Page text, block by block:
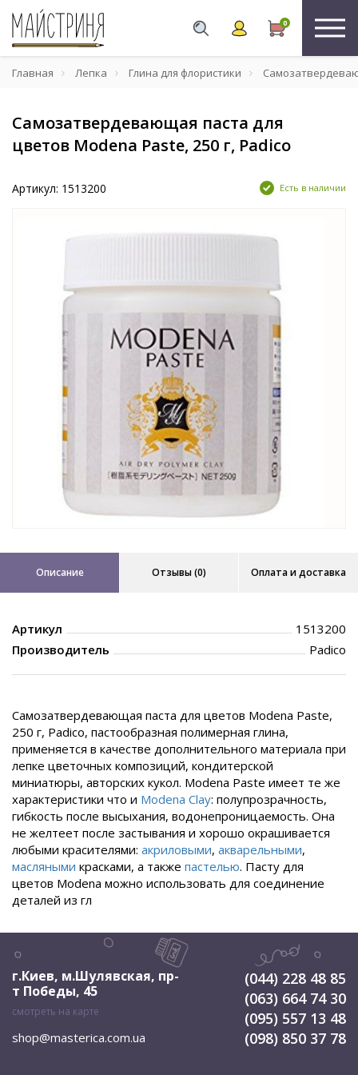
0
Главная Лепка Глина для флористики
Самозатвердевающая паста для
цветов Modena Paste, 250 г, Padico
Артикул: 1513200 Есть в наличии
Описание Отзывы (0) Оплата и доставка
Артикул
1513200
Производитель
Padico
Самозатвердевающая паста для цветов Modena Paste,
250 г, Padico, пастообразная полимерная глина,
применяется в качестве дополнительного материала при
лепке цветочных композиций, кондитерской
миниатюры, авторских кукол. Modena Paste имеет те же
характеристики что и Modena Clay: полупрозрачность,
гибкость после высыхания, водонепроницаемость. Она
не желтеет после застывания и хорошо окрашивается
любыми красителями: акриловыми, акварельными,
масляными красками, а также пастелью. Пасту для
цветов Modena можно использовать для соединение
деталей из гл
г.Киев, м.Шулявская, пр-
т Победы, 45
смотреть на карте
shop@masterica.com.ua
(044) 228 48 85
(063) 664 74 30
(095) 557 13 48
(098) 850 37 78